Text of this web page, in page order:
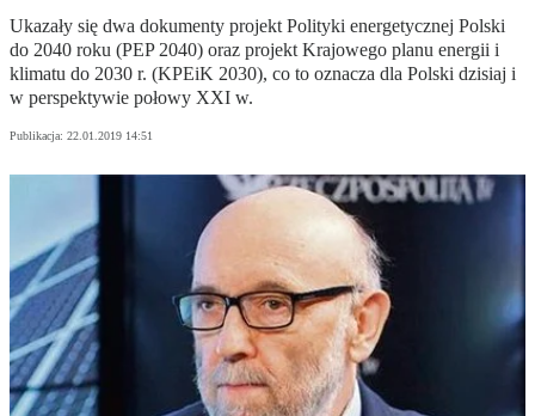
Ukazały się dwa dokumenty projekt Polityki energetycznej Polski
do 2040 roku (PEP 2040) oraz projekt Krajowego planu energii i
klimatu do 2030 r. (KPEiK 2030), co to oznacza dla Polski dzisiaj i
w perspektywie połowy XXI w.
Publikacja: 22.01.2019 14:51